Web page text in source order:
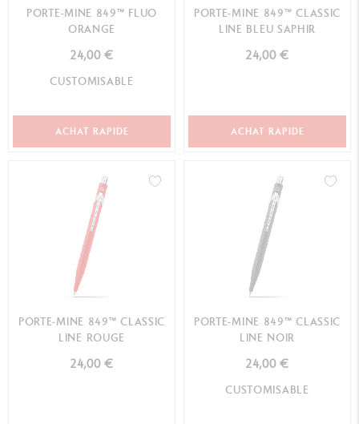
PORTE-MINE 849™ FLUO
ORANGE
24,00 €
CUSTOMISABLE
ACHAT RAPIDE
PORTE-MINE 849™ CLASSIC
LINE BLEU SAPHIR
24,00 €
ACHAT RAPIDE
PORTE-MINE 849™ CLASSIC
LINE ROUGE
24,00 €
PORTE-MINE 849™ CLASSIC
LINE NOIR
24,00 €
CUSTOMISABLE